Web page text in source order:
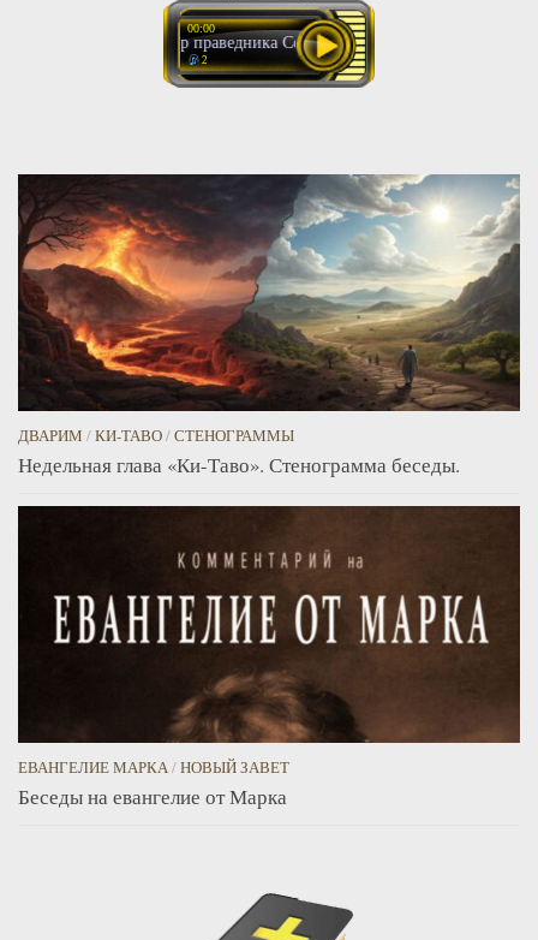
Кошмар праведника Сон раби Нахмана из Бреслава (2)
00:00
2
ДВАРИМ /КИ-ТАВО/СТЕНОГРАММЫ
Недельная глава «Ки-Таво». Стенограмма беседы.
ЕВАНГЕЛИЕ МАРКА/НОВЫЙ ЗАВЕТ
Беседы на евангелие от Марка